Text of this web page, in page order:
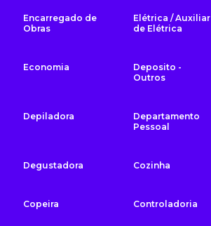
Encarregado de
Obras
Elétrica / Auxiliar
de Elétrica
Economia
Deposito -
Outros
Depiladora
Departamento
Pessoal
Degustadora Cozinha
Copeira Controladoria